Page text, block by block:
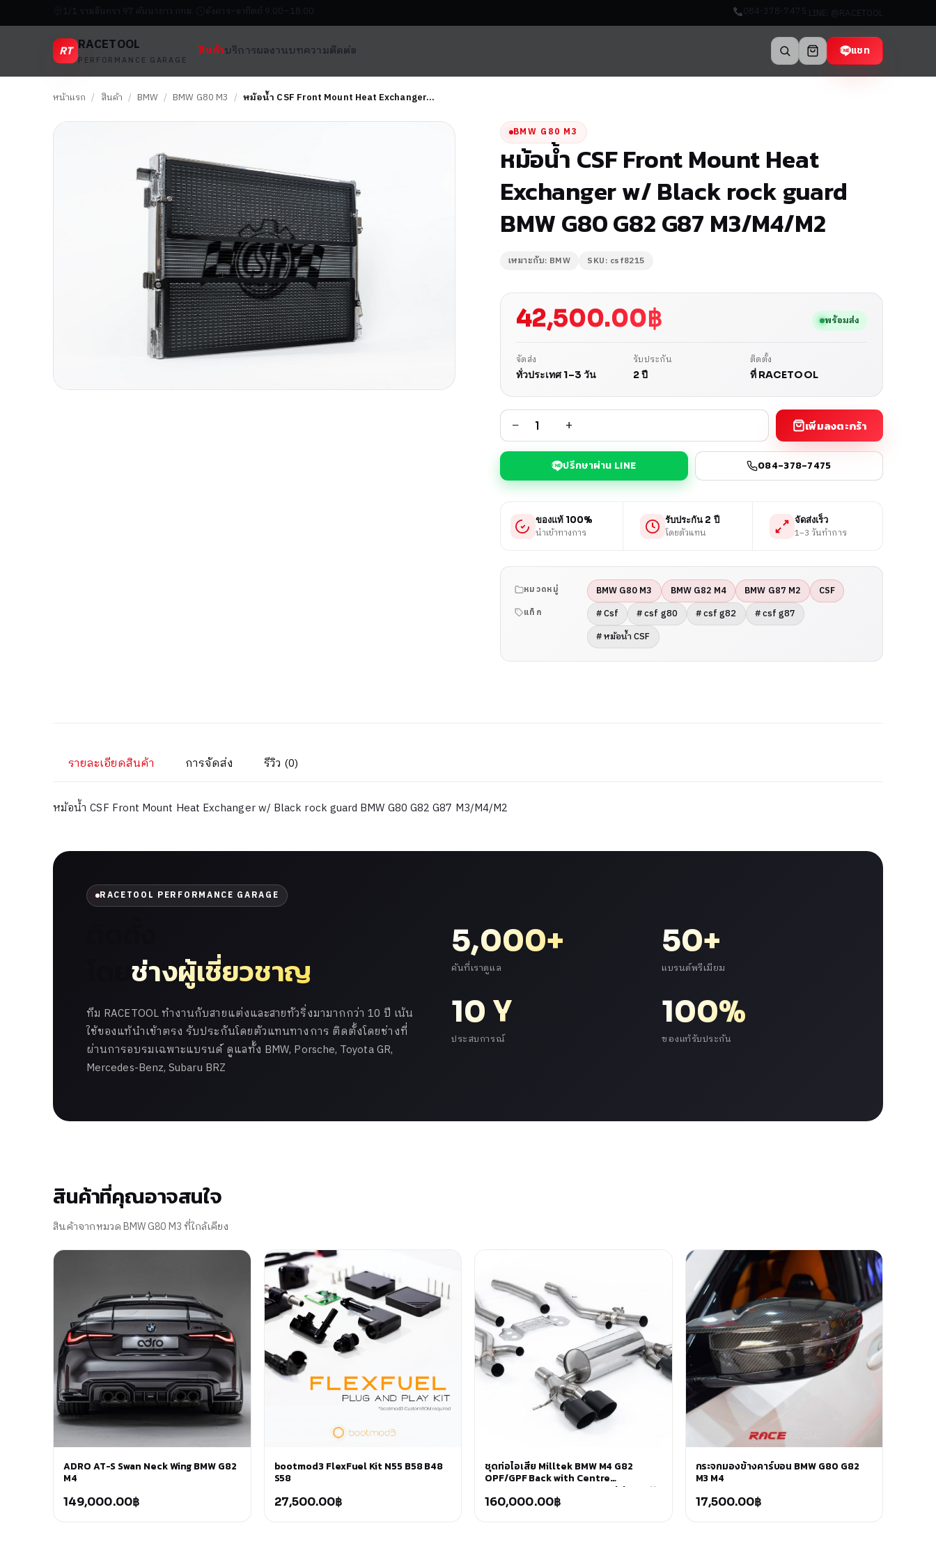
1/1 รามอินทรา 97 คันนายาว กทม. อังคาร–อาทิตย์ 9.00–18.00 084-378-7475 LINE: @RACETOOL
RT RACETOOL
PERFORMANCE GARAGE
สินค้าบริการผลงานบทความติดต่อ แชท
หน้าแรก / สินค้า / BMW / BMW G80 M3 / หม้อน้ำ CSF Front Mount Heat Exchanger…
BMW G80 M3
หม้อน้ำ CSF Front Mount Heat
Exchanger w/ Black rock guard
BMW G80 G82 G87 M3/M4/M2
เหมาะกับ: BMW SKU: csf8215
42,500.00฿ พร้อมส่ง
จัดส่ง
ทั่วประเทศ 1–3 วัน
รับประกัน
2 ปี
ติดตั้ง
ที่ RACETOOL
− + เพิ่มลงตะกร้า
ปรึกษาผ่าน LINE 084-378-7475
ของแท้ 100%
นำเข้าทางการ
รับประกัน 2 ปี
โดยตัวแทน
จัดส่งเร็ว
1–3 วันทำการ
หมวดหมู่ BMW G80 M3 BMW G82 M4 BMW G87 M2 CSF
แท็ก # Csf # csf g80 # csf g82
# csf g87
# หม้อน้ำ CSF
รายละเอียดสินค้า การจัดส่ง รีวิว (0)
หม้อน้ำ CSF Front Mount Heat Exchanger w/ Black rock guard BMW G80 G82 G87 M3/M4/M2
RACETOOL PERFORMANCE GARAGE
ช่างผู้เชี่ยวชาญ
ทีม RACETOOL ทำงานกับสายแต่งและสายทัวริ่งมามากกว่า 10 ปี เน้น
ใช้ของแท้นำเข้าตรง รับประกันโดยตัวแทนทางการ ติดตั้งโดยช่างที่
ผ่านการอบรมเฉพาะแบรนด์ ดูแลทั้ง BMW, Porsche, Toyota GR,
Mercedes-Benz, Subaru BRZ
5,000+
คันที่เราดูแล
50+
แบรนด์พรีเมียม
10 Y
ประสบการณ์
100%
ของแท้รับประกัน
สินค้าที่คุณอาจสนใจ
สินค้าจากหมวด BMW G80 M3 ที่ใกล้เคียง
ADRO AT-S Swan Neck Wing BMW G82
M4
149,000.00฿
bootmod3 FlexFuel Kit N55 B58 B48
S58
27,500.00฿
ชุดท่อไอเสีย Milltek BMW M4 G82
OPF/GPF Back with Centre
Resonator Bypass System with GT-115
Cerakote Black Trims (OE Requires
160,000.00฿
กระจกมองข้างคาร์บอน BMW G80 G82
M3 M4
17,500.00฿